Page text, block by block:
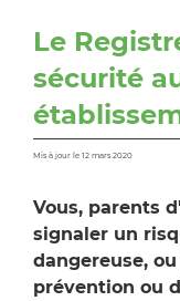
Le
sécurité
Mis à jour le 12 mars 2020
Vous, parents
signaler un
dangereuse,
prévention ou